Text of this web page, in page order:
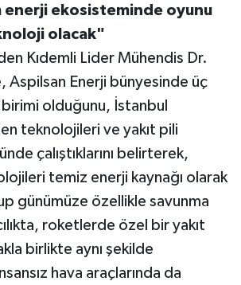
ekosisteminde oyunu
olacak"
Kıdemli Lider Mühendis Dr.
Aspilsan Enerji bünyesinde üç
olduğunu, İstanbul
teknolojileri ve yakıt pili
çalıştıklarını belirterek,
temiz enerji kaynağı olarak
günümüze özellikle savunma
roketlerde özel bir yakıt
birlikte aynı şekilde
hava araçlarında da